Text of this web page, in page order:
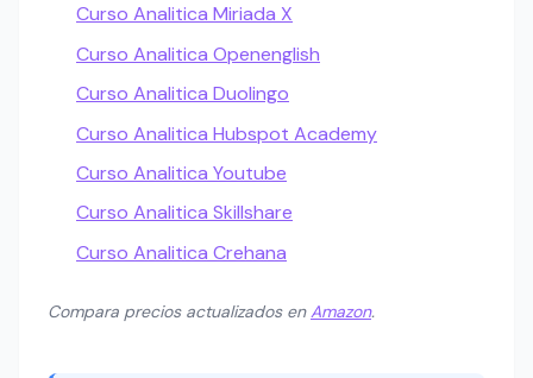
Curso Analitica Miriada X
Curso Analitica Openenglish
Curso Analitica Duolingo
Curso Analitica Hubspot Academy
Curso Analitica Youtube
Curso Analitica Skillshare
Curso Analitica Crehana
Compara precios actualizados enAmazon.